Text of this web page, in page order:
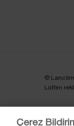
©
Lütfen
Çerez